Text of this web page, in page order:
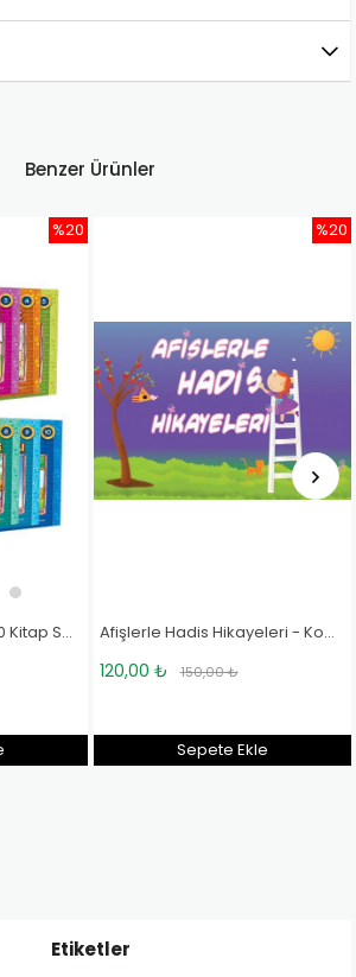
Benzer Ürünler
Afişlerle Hadis Hikayeleri - Komisyon
120,00 ₺
Etiketler